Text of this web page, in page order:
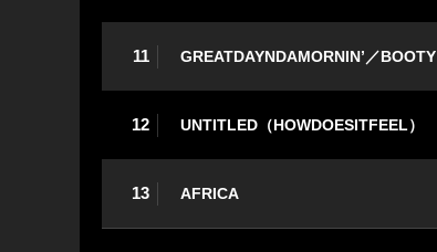
11 GREATDAYNDAMORNIN’／BOOTY
12 UNTITLED（HOWDOESITFEEL）
13 AFRICA